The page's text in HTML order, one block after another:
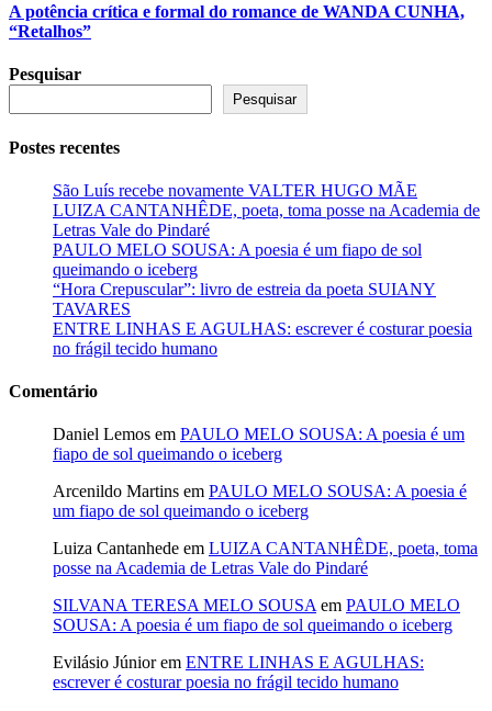
A potência crítica e formal do romance de WANDA CUNHA,
“Retalhos”
Pesquisar
Pesquisar
Postes recentes
São Luís recebe novamente VALTER HUGO MÃE
LUIZA CANTANHÊDE, poeta, toma posse na Academia de
Letras Vale do Pindaré
PAULO MELO SOUSA: A poesia é um fiapo de sol
queimando o iceberg
“Hora Crepuscular”: livro de estreia da poeta SUIANY
TAVARES
ENTRE LINHAS E AGULHAS: escrever é costurar poesia
no frágil tecido humano
Comentário
Daniel Lemos em PAULO MELO SOUSA: A poesia é um
fiapo de sol queimando o iceberg
Arcenildo Martins em PAULO MELO SOUSA: A poesia é
um fiapo de sol queimando o iceberg
Luiza Cantanhede em LUIZA CANTANHÊDE, poeta, toma
posse na Academia de Letras Vale do Pindaré
SILVANA TERESA MELO SOUSA em PAULO MELO
SOUSA: A poesia é um fiapo de sol queimando o iceberg
Evilásio Júniorem ENTRE LINHAS E AGULHAS:
escrever é costurar poesia no frágil tecido humano